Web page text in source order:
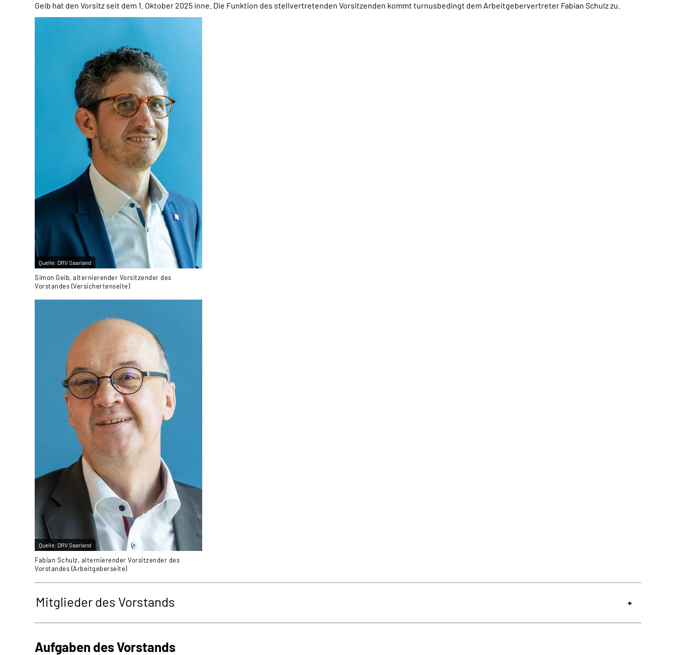
Geib hat den Vorsitz seit dem 1. Oktober 2025 inne. Die Funktion des stellvertretenden Vorsitzenden kommt turnusbedingt dem Arbeitgebervertreter Fabian Schulz zu.
Quelle: DRV Saarland
Simon Geib, alternierender Vorsitzender des
Vorstandes (Versichertenseite)
Quelle: DRV Saarland
Fabian Schulz, alternierender Vorsitzender des
Vorstandes (Arbeitgeberseite)
Mitglieder des Vorstands
Aufgaben des Vorstands